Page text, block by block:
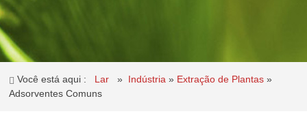
CARREIRA
CONTATO
Você está aqui : Lar » Indústria» Extração de Plantas»
Adsorventes Comuns